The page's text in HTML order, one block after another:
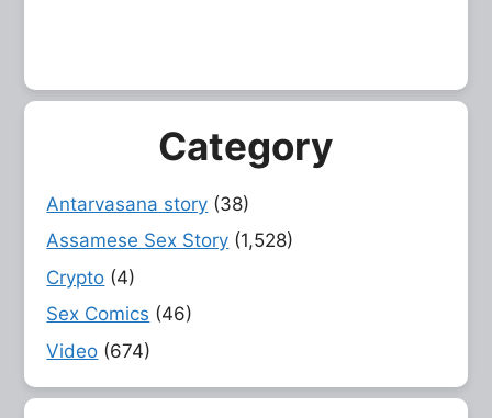
Category
Antarvasana story (38)
Assamese Sex Story (1,528)
Crypto (4)
Sex Comics (46)
Video (674)